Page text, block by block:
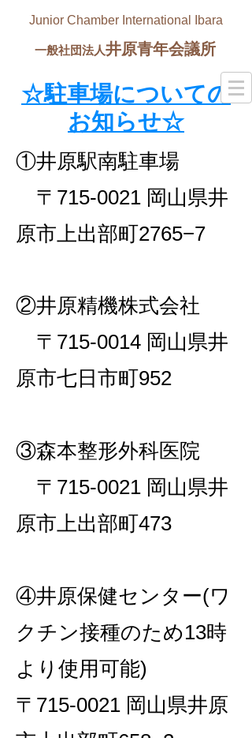
Junior Chamber International Ibara
一般社団法人井原青年会議所
☆駐車場についての
お知らせ☆
①井原駅南駐車場
〒715-0021 岡山県井
原市上出部町2765−7
②井原精機株式会社
〒715-0014 岡山県井
原市七日市町952
③森本整形外科医院
〒715-0021 岡山県井
原市上出部町473
④井原保健センター(ワ
クチン接種のため13時
より使用可能)
〒715-0021 岡山県井原